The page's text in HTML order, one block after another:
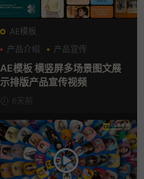
AE模板
产品介绍
产品宣传
产品展示
AE模板 横竖屏多场景图文展
示排版产品宣传视频
6天前